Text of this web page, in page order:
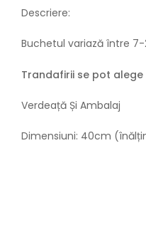
Descriere:
Buchetul variază între 7-
Trandafirii se pot
Verdeață Și Ambalaj
Dimensiuni: 40cm